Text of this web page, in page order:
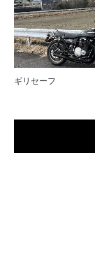
ギリセーフ